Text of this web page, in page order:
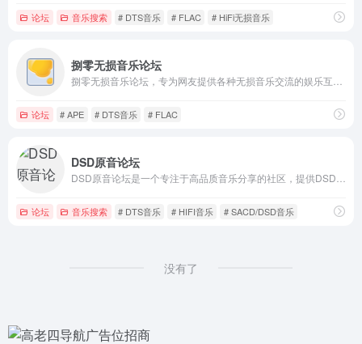
论坛 音乐搜索 # DTS音乐 # FLAC # HiFi无损音乐
捌零无损音乐论坛
论坛 # APE # DTS音乐 # FLAC
DSD原音论坛
论坛 音乐搜索 # DTS音乐 # HIFI音乐 # SACD/DSD音乐
没有了